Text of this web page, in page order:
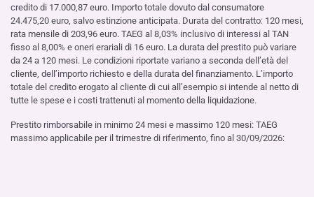
credito di 17.000,87 euro. Importo totale dovuto dal consumatore
24.475,20 euro, salvo estinzione anticipata. Durata del contratto: 120 mesi,
rata mensile di 203,96 euro. TAEG al 8,03% inclusivo di interessi al TAN
fisso al 8,00% e oneri erariali di 16 euro. La durata del prestito può variare
da 24 a 120 mesi. Le condizioni riportate variano a seconda dell’età del
cliente, dell’importo richiesto e della durata del finanziamento. L’importo
totale del credito erogato al cliente di cui all’esempio si intende al netto di
tutte le spese e i costi trattenuti al momento della liquidazione.
Prestito rimborsabile in minimo 24 mesi e massimo 120 mesi: TAEG
massimo applicabile per il trimestre di riferimento, fino al 30/09/2026: